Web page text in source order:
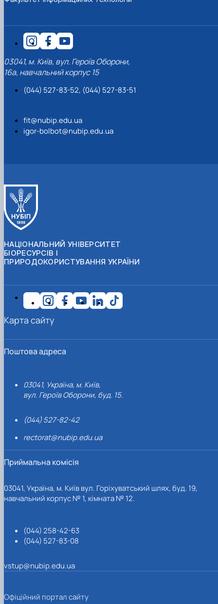
03041, м. Київ, вул. Героїв Оборони,
16а, навчальний корпус 15
(044) 527-83-52, (044) 527-83-51
fit@nubip.edu.ua
igor-bolbot@nubip.edu.ua
НАЦІОНАЛЬНИЙ УНІВЕРСИТЕТ
БІОРЕСУРСІВ І
ПРИРОДОКОРИСТУВАННЯ УКРАЇНИ
Поштова адреса
03041, Україна, м. Київ,
вул. Героїв Оборони, буд. 15.
(044) 527-82-42
rectorat@nubip.edu.ua
Приймальна комісія
03041, Україна, м. Київ вул. Горіхуватський шлях, буд. 19,
навчальний корпус № 1, кімната № 12.
(044) 258-42-63
(044) 527-83-08
vstup@nubip.edu.ua
Карта сайту
Офіційний портал сайту